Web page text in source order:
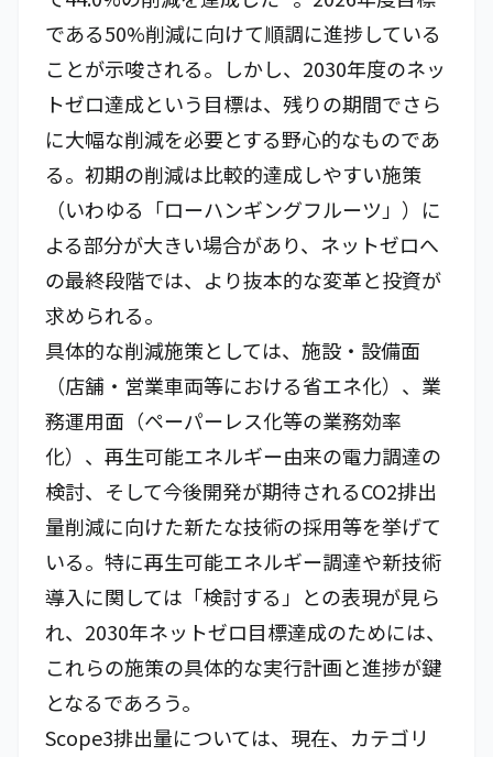
である50%削減に向けて順調に進捗している
ことが示唆される。しかし、2030年度のネッ
トゼロ達成という目標は、残りの期間でさら
に大幅な削減を必要とする野心的なものであ
る。初期の削減は比較的達成しやすい施策
（いわゆる「ローハンギングフルーツ」）に
よる部分が大きい場合があり、ネットゼロへ
の最終段階では、より抜本的な変革と投資が
求められる。
具体的な削減施策としては、施設・設備面
（店舗・営業車両等における省エネ化）、業
務運用面（ペーパーレス化等の業務効率
化）、再生可能エネルギー由来の電力調達の
検討、そして今後開発が期待されるCO2排出
量削減に向けた新たな技術の採用等を挙げて
いる。特に再生可能エネルギー調達や新技術
導入に関しては「検討する」との表現が見ら
れ、2030年ネットゼロ目標達成のためには、
これらの施策の具体的な実行計画と進捗が鍵
となるであろう。
Scope3排出量については、現在、カテゴリ